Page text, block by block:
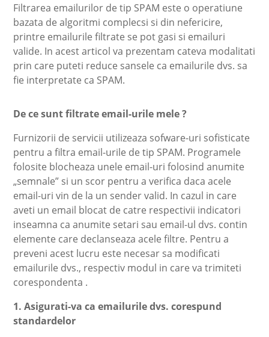
Filtrarea emailurilor de tip SPAM este o operatiune
bazata de algoritmi complecsi si din nefericire,
printre emailurile filtrate se pot gasi si emailuri
valide. In acest articol va prezentam cateva modalitati
prin care puteti reduce sansele ca emailurile dvs. sa
fie interpretate ca SPAM.
De ce sunt filtrate email-urile mele ?
Furnizorii de servicii utilizeaza sofware-uri sofisticate
pentru a filtra email-urile de tip SPAM. Programele
folosite blocheaza unele email-uri folosind anumite
„semnale” si un scor pentru a verifica daca acele
email-uri vin de la un sender valid. In cazul in care
aveti un email blocat de catre respectivii indicatori
inseamna ca anumite setari sau email-ul dvs. contin
elemente care declanseaza acele filtre. Pentru a
preveni acest lucru este necesar sa modificati
emailurile dvs., respectiv modul in care va trimiteti
corespondenta .
1. Asigurati-va ca emailurile dvs. corespund
standardelor